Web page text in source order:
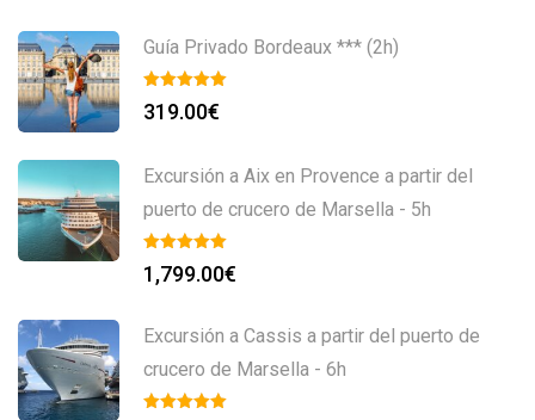
Guía Privado Bordeaux *** (2h)
319.00€
Excursión a Aix en Provence a partir del
puerto de crucero de Marsella - 5h
1,799.00€
Excursión a Cassis a partir del puerto de
crucero de Marsella - 6h